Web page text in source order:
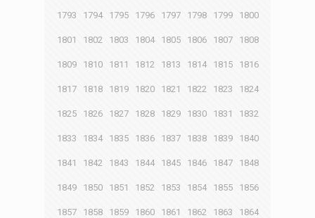
1793 1794 1795 1796 1797 1798 1799 1800
1801 1802 1803 1804 1805 1806 1807 1808
1809 1810 1811 1812 1813 1814 1815 1816
1817 1818 1819 1820 1821 1822 1823 1824
1825 1826 1827 1828 1829 1830 1831 1832
1833 1834 1835 1836 1837 1838 1839 1840
1841 1842 1843 1844 1845 1846 1847 1848
1849 1850 1851 1852 1853 1854 1855 1856
1857 1858 1859 1860 1861 1862 1863 1864